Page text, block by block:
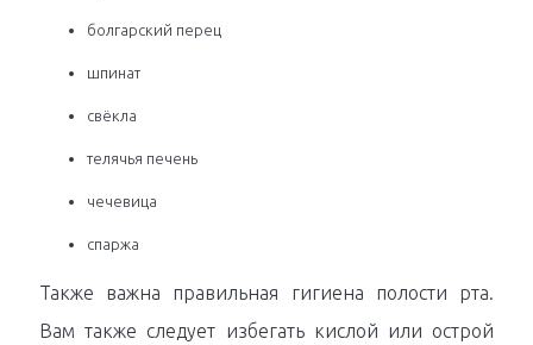
болгарский перец
шпинат
свёкла
телячья печень
чечевица
спаржа
Также важна правильная гигиена полости рта.
Вам также следует избегать кислой или острой